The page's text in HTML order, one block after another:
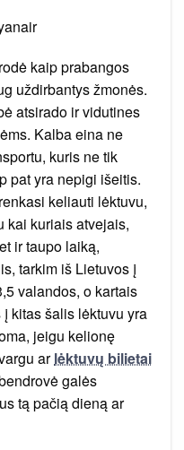
kaip prabangos
uždirbantys žmonės.
atsirado ir vidutines
Kalba eina ne
kuris ne tik
pat yra nepigi išeitis.
keliauti lėktuvu,
kai kuriais atvejais,
ir taupo laiką,
tarkim iš Lietuvos į
valandos, o kartais
kitas šalis lėktuvu yra
jeigu kelionę
arlėktuvų bilietai
galės
tą pačią dieną ar